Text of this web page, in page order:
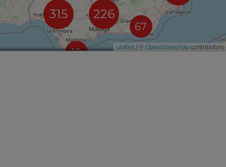
10
226
315
67
Leaflet | © OpenStreetMap contributors